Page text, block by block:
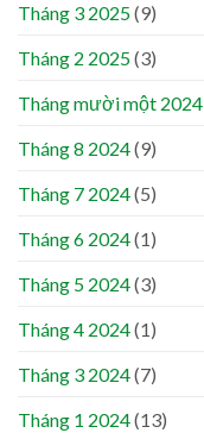
Tháng 3 2025(9)
Tháng 2 2025(3)
Tháng mười một 2024
Tháng 8 2024(9)
Tháng 7 2024(5)
Tháng 6 2024(1)
Tháng 5 2024(3)
Tháng 4 2024(1)
Tháng 3 2024(7)
Tháng 1 2024(13)